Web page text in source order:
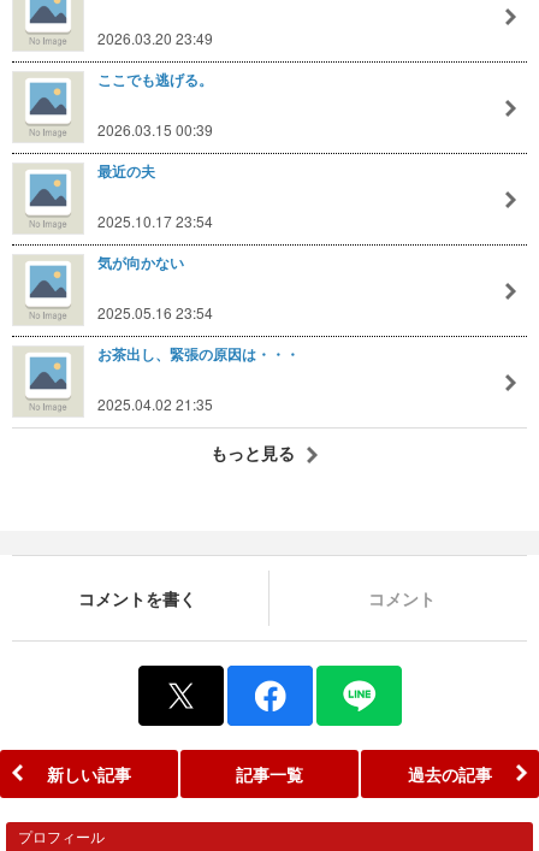
2026.03.20 23:49
ここでも逃げる。
2026.03.15 00:39
最近の夫
2025.10.17 23:54
気が向かない
2025.05.16 23:54
お茶出し、緊張の原因は・・・
2025.04.02 21:35
もっと見る
コメントを書く コメント
新しい記事 記事一覧 過去の記事
プロフィール